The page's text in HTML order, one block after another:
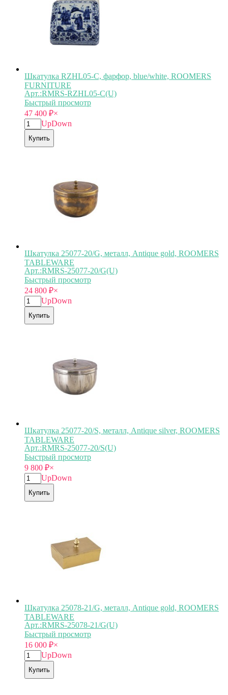
Шкатулка RZHL05-C, фарфор, blue/white, ROOMERS
FURNITURE
Арт.:RMRS-RZHL05-C(U)
Быстрый просмотр
47 400 ₽×
UpDown
Купить
Шкатулка 25077-20/G, металл, Antique gold, ROOMERS
TABLEWARE
Арт.:RMRS-25077-20/G(U)
Быстрый просмотр
24 800 ₽×
UpDown
Купить
Шкатулка 25077-20/S, металл, Antique silver, ROOMERS
TABLEWARE
Арт.:RMRS-25077-20/S(U)
Быстрый просмотр
9 800 ₽×
UpDown
Купить
Шкатулка 25078-21/G, металл, Antique gold, ROOMERS
TABLEWARE
Арт.:RMRS-25078-21/G(U)
Быстрый просмотр
16 000 ₽×
UpDown
Купить